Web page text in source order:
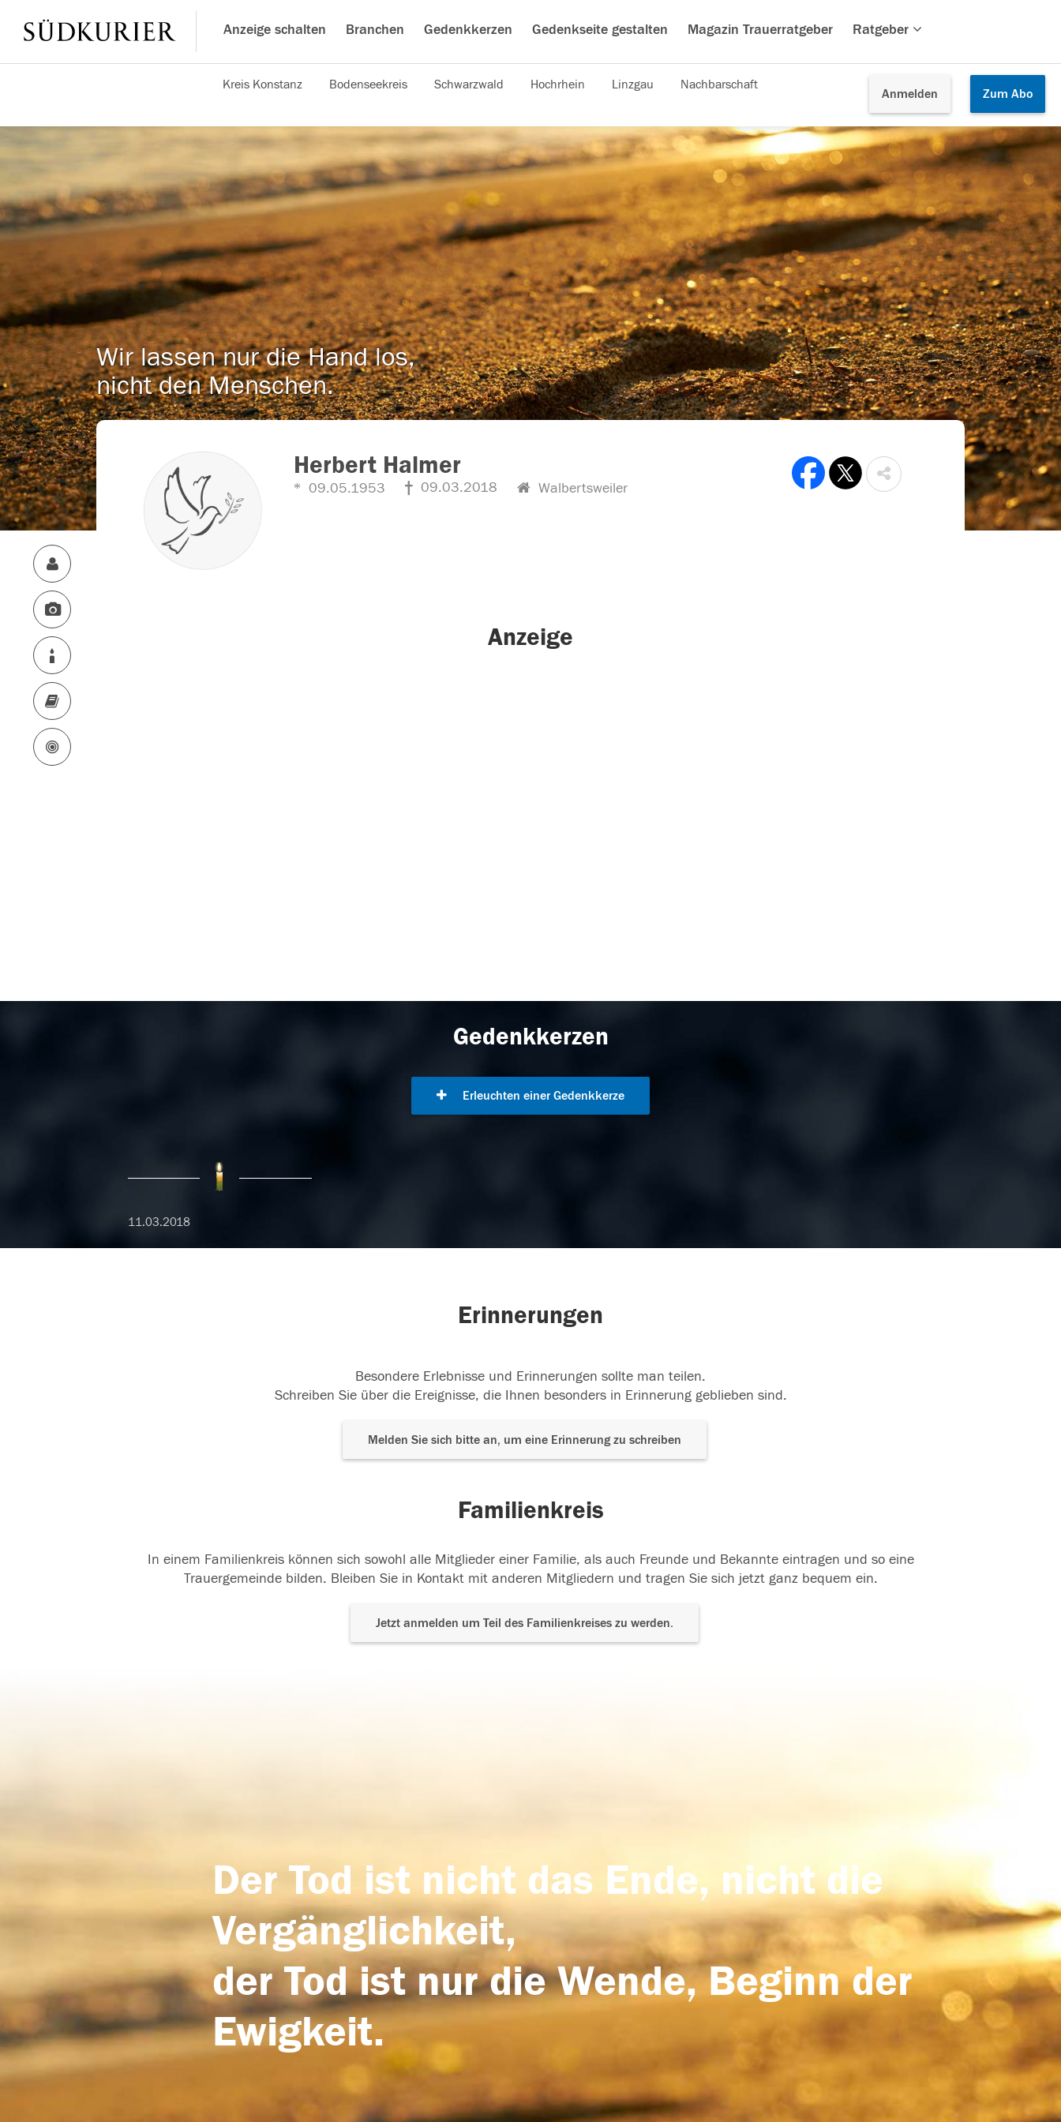
Anzeige schalten Branchen Gedenkkerzen Gedenkseite gestalten Magazin Trauerratgeber Ratgeber
Anmelden Zum Abo
Kreis Konstanz Bodenseekreis Schwarzwald Hochrhein Linzgau Nachbarschaft
Wir lassen nur die Hand los,
nicht den Menschen.
Herbert Halmer
09.05.1953 09.03.2018 Walbertsweiler
Anzeige
Gedenkkerzen
Erleuchten einer Gedenkkerze
11.03.2018
Erinnerungen
Besondere Erlebnisse und Erinnerungen sollte man teilen.
Schreiben Sie über die Ereignisse, die Ihnen besonders in Erinnerung geblieben sind.
Melden Sie sich bitte an, um eine Erinnerung zu schreiben
Familienkreis
In einem Familienkreis können sich sowohl alle Mitglieder einer Familie, als auch Freunde und Bekannte eintragen und so eine
Trauergemeinde bilden. Bleiben Sie in Kontakt mit anderen Mitgliedern und tragen Sie sich jetzt ganz bequem ein.
Jetzt anmelden um Teil des Familienkreises zu werden.
Der Tod ist nicht das Ende, nicht die
Vergänglichkeit,
der Tod ist nur die Wende, Beginn der
Ewigkeit.